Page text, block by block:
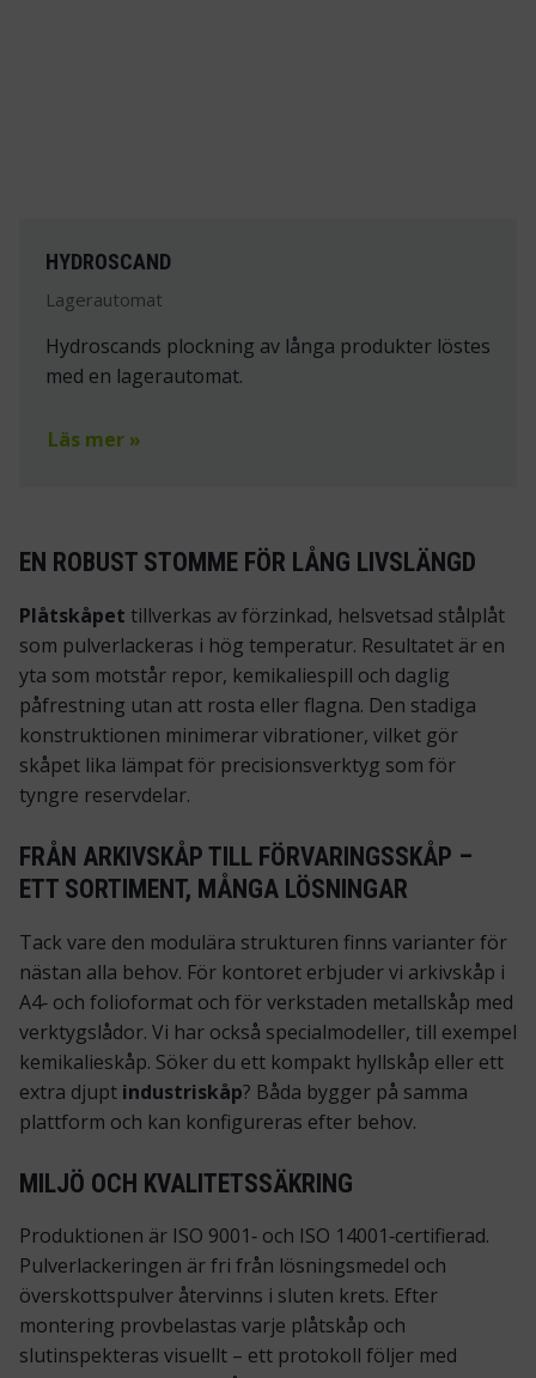
HYDROSCAND
Lagerautomat
Hydroscands plockning av långa produkter löstes
med en lagerautomat.
Läs mer »
EN ROBUST STOMME FÖR LÅNG LIVSLÄNGD
Plåtskåpet tillverkas av förzinkad, helsvetsad stålplåt
som pulverlackeras i hög temperatur. Resultatet är en
yta som motstår repor, kemikaliespill och daglig
påfrestning utan att rosta eller flagna. Den stadiga
konstruktionen minimerar vibrationer, vilket gör
skåpet lika lämpat för precisionsverktyg som för
tyngre reservdelar.
FRÅN ARKIVSKÅP TILL FÖRVARINGSSKÅP –
ETT SORTIMENT, MÅNGA LÖSNINGAR
Tack vare den modulära strukturen finns varianter för
nästan alla behov. För kontoret erbjuder vi arkivskåp i
A4‑ och folioformat och för verkstaden metallskåp med
verktygslådor. Vi har också specialmodeller, till exempel
kemikalieskåp. Söker du ett kompakt hyllskåp eller ett
extra djupt industriskåp? Båda bygger på samma
plattform och kan konfigureras efter behov.
MILJÖ OCH KVALITETSSÄKRING
Produktionen är ISO 9001‑ och ISO 14001‑certifierad.
Pulverlackeringen är fri från lösningsmedel och
överskottspulver återvinns i sluten krets. Efter
montering provbelastas varje plåtskåp och
slutinspekteras visuellt – ett protokoll följer med